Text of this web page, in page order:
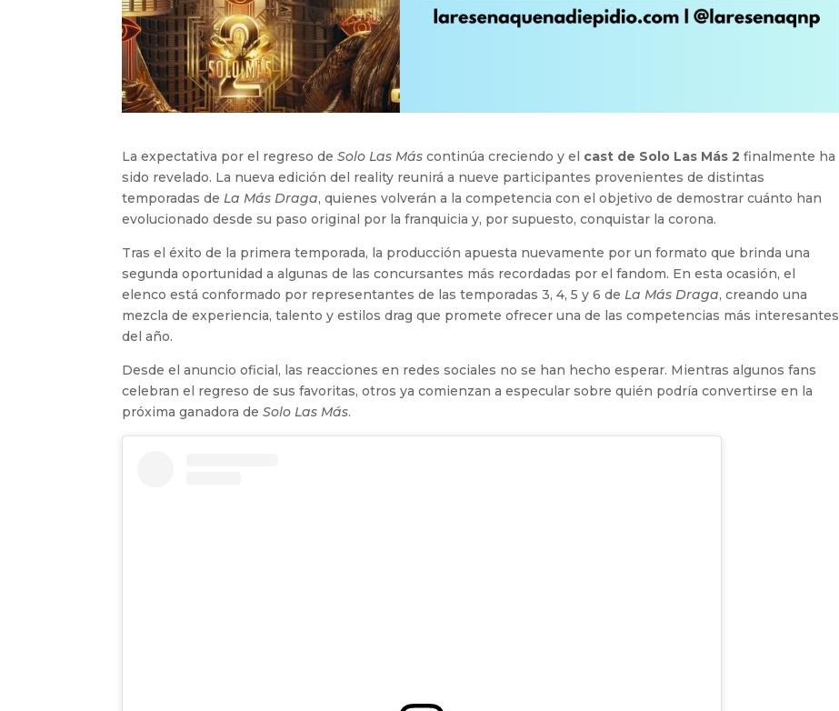
La expectativa por el regreso deSolo Las Más continúa creciendo y el cast de Solo Las Más 2 finalmente ha
sido revelado. La nueva edición del reality reunirá a nueve participantes provenientes de distintas
temporadas deLa Más Draga, quienes volverán a la competencia con el objetivo de demostrar cuánto han
evolucionado desde su paso original por la franquicia y, por supuesto, conquistar la corona.
Tras el éxito de la primera temporada, la producción apuesta nuevamente por un formato que brinda una
segunda oportunidad a algunas de las concursantes más recordadas por el fandom. En esta ocasión, el
elenco está conformado por representantes de las temporadas 3, 4, 5 y 6 deLa Más Draga, creando una
mezcla de experiencia, talento y estilos drag que promete ofrecer una de las competencias más interesantes
del año.
Desde el anuncio oficial, las reacciones en redes sociales no se han hecho esperar. Mientras algunos fans
celebran el regreso de sus favoritas, otros ya comienzan a especular sobre quién podría convertirse en la
próxima ganadora deSolo Las Más.